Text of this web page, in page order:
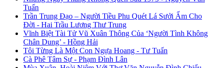
Tuấn
Trần Trung Đạo – Người Tiều Phu Quét Lá Sưởi Ấm Cho
Đời - Hai Trầu Lương Thư Trung
Vĩnh Biệt Tài Tử Vũ Xuân Thông Của ‘Người Tình Không
Chân Dung’ - Hồng Hải
Tôi Từng Là Một Con Ngựa Hoang - Tư Tuấn
Cà Phê Tâm Sự - Phạm Đình Lân